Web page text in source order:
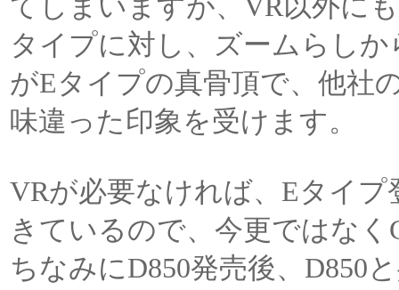
てしまいますが、VR以外に
タイプに対し、ズームらし
がEタイプの真骨頂で、他社
味違った印象を受けます。
VRが必要なければ、Eタイ
きているので、今更ではな
ちなみにD850発売後、D850